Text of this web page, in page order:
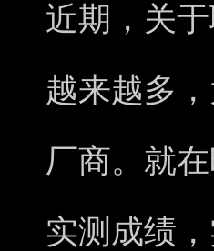
近期，关
越来越多
厂商。就
实测成绩